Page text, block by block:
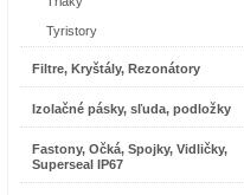
Tyristory
Filtre, Kryštály, Rezonátory
Izolačné pásky, sľuda, podložky
Fastony, Očká, Spojky, Vidličky,
Superseal IP67